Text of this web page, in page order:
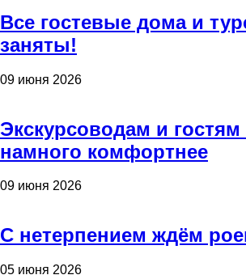
Все гостевые дома и
заняты!
09 июня 2026
Экскурсоводам и гостям
намного комфортнее
09 июня 2026
С нетерпением ждём
05 июня 2026